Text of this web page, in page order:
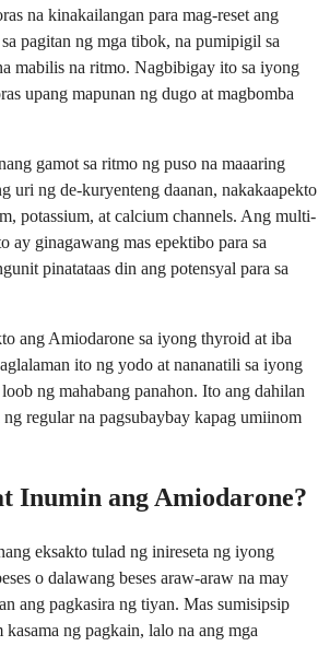
na kinakailangan para mag-reset ang
pagitan ng mga tibok, na pumipigil sa
mabilis na ritmo. Nagbibigay ito sa iyong
upang mapunan ng dugo at magbomba
gamot sa ritmo ng puso na maaaring
uri ng de-kuryenteng daanan, nakakaapekto
potassium, at calcium channels. Ang multi-
ay ginagawang mas epektibo para sa
pinatataas din ang potensyal para sa
ang Amiodarone sa iyong thyroid at iba
ito ng yodo at nananatili sa iyong
ng mahabang panahon. Ito ang dahilan
regular na pagsubaybay kapag umiinom
Inumin ang Amiodarone?
eksakto tulad ng inireseta ng iyong
o dalawang beses araw-araw na may
ang pagkasira ng tiyan. Mas sumisipsip
ng pagkain, lalo na ang mga